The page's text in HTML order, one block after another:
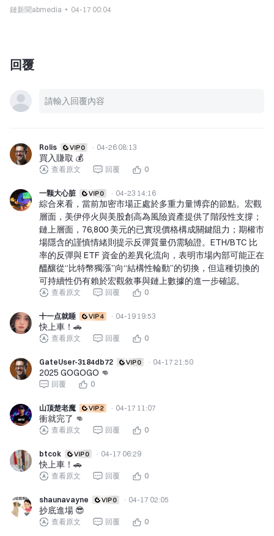
鏈新聞abmedia 04-17 00:04
回覆
Rolis · 04-26 08:13
買入賺取 💰️
查看原文 回覆 0
一颗大心脏 · 04-23 14:16
綜合來看，當前加密市場正處於多重力量博弈的節點。宏觀
層面，美伊停火與美股創高為風險資產提供了階段性支撐；
鏈上層面，76,800 美元的已實現價格構成關鍵阻力；期權市
場隱含的謹慎情緒則提示反彈質量仍需驗證。ETH/BTC 比
率的反彈與 ETF 資金的差異化流向，表明市場內部可能正在
醞釀從“比特幣獨漲”向“結構性輪動”的切換，但這種切換的
可持續性仍有賴於宏觀敘事與鏈上數據的進一步確認。
查看原文 回覆 0
十一点就睡 · 04-19 19:53
快上車！🚗
查看原文 回覆 0
GateUser-3184db72 · 04-17 21:50
2025 GOGOGO 👊
回覆 0
山顶楚老魔 · 04-17 11:07
衝就完了 👊
查看原文 回覆 0
btcok · 04-17 06:29
快上車！🚗
查看原文 回覆 0
shaunavayne · 04-17 02:05
抄底進場 😎
查看原文 回覆 0